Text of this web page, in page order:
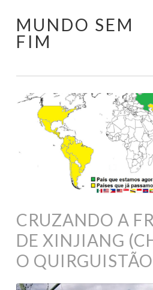
Pular
para
MUNDO SEM
FIM
CRUZANDO A
DE XINJIANG
O QUIRGUISTÃO